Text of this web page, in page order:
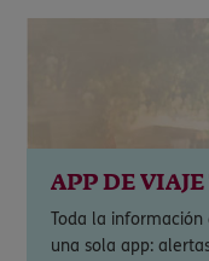
APP DE
Toda la información
una sola app: